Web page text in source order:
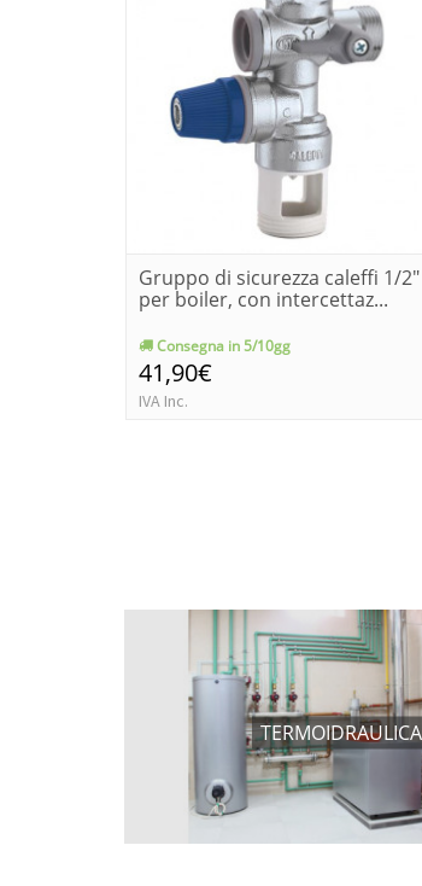
Gruppo di sicurezza caleffi 1/2"
per boiler, con intercettaz...
Consegna in 5/10gg
41,90€
IVA Inc.
TERMOIDRAULICA